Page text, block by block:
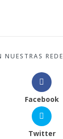
NUESTRAS
Facebook
Twitter